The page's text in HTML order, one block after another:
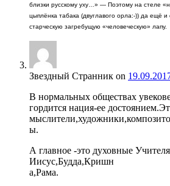
близки русскому уху…» — Поэтому на стеле
цыплёнка табака (двуглавого орла:-)) да ещё
старческую загребущую «человеческую» лапу.
Звездный Странник on
В нормальных обществах
гордится нация-ее
ы.
А главное -это духовные
Иисус,Будда,Кришн
а,Рама.